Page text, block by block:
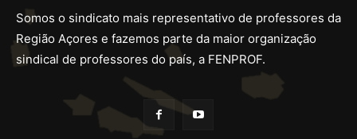
Somos o sindicato mais representativo de professores da
Região Açores e fazemos parte da maior organização
sindical de professores do país, a FENPROF.